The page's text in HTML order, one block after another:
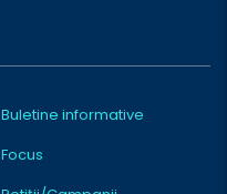
Buletine informative
Focus